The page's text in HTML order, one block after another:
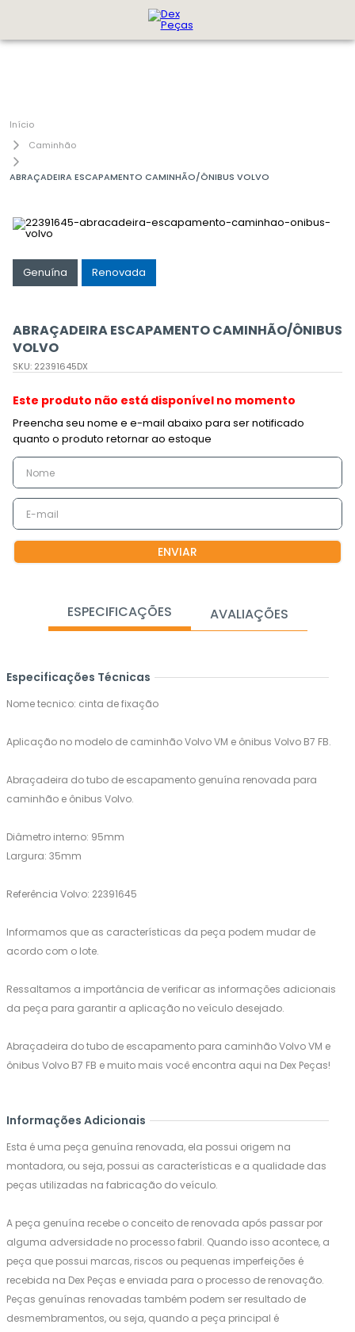
Caminhão
ABRAÇADEIRA ESCAPAMENTO CAMINHÃO/ÔNIBUS VOLVO
Genuína Renovada
ABRAÇADEIRA ESCAPAMENTO CAMINHÃO/ÔNIBUS
VOLVO
SKU: 22391645DX
Este produto não está disponível no momento
ENVIAR
ESPECIFICAÇÕES AVALIAÇÕES
Especificações Técnicas
Nome tecnico: cinta de fixação
Aplicação no modelo de caminhão Volvo VM e ônibus Volvo B7 FB.
Abraçadeira do tubo de escapamento genuína renovada para
caminhão e ônibus Volvo.
Diâmetro interno: 95mm
Largura: 35mm
Referência Volvo: 22391645
Informamos que as características da peça podem mudar de
acordo com o lote.
Ressaltamos a importância de verificar as informações adicionais
da peça para garantir a aplicação no veículo desejado.
Abraçadeira do tubo de escapamento para caminhão Volvo VM e
ônibus Volvo B7 FB e muito mais você encontra aqui na Dex Peças!
Informações Adicionais
Esta é uma peça genuína renovada, ela possui origem na
montadora, ou seja, possui as características e a qualidade das
peças utilizadas na fabricação do veículo.
A peça genuína recebe o conceito de renovada após passar por
alguma adversidade no processo fabril. Quando isso acontece, a
peça que possui marcas, riscos ou pequenas imperfeições é
recebida na Dex Peças e enviada para o processo de renovação.
Peças genuínas renovadas também podem ser resultado de
desmembramentos, ou seja, quando a peça principal é